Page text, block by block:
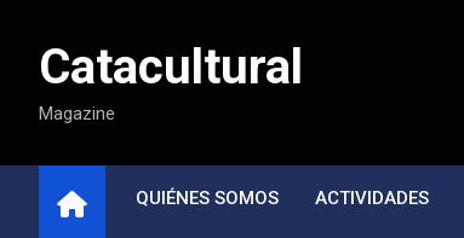
contenidoCatacultural
Magazine
QUIÉNES SOMOS ACTIVIDADES